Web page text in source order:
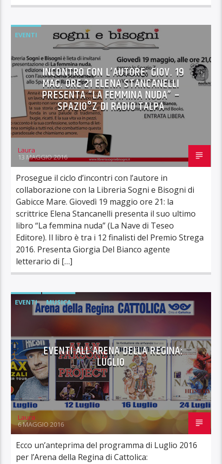
EVENTI
INCONTRO CON L’AUTORE: GIOV. 19
MAG. ORE 21 ELENA STANCANELLI
PRESENTA “LA FEMMINA NUDA” –
SPAZIO°Z DI RADIO TALPA
Laura
13 MAGGIO 2016
Prosegue il ciclo d’incontri con l’autore in
collaborazione con la Libreria Sogni e Bisogni di
Gabicce Mare. Giovedì 19 maggio ore 21: la
scrittrice Elena Stancanelli presenta il suo ultimo
libro “La femmina nuda” (La Nave di Teseo
Editore). Il libro è tra i 12 finalisti del Premio Strega
2016. Presenta Giorgia Del Bianco agente
letterario di […]
EVENTI MUSICA
EVENTI ALL’ARENA DELLA REGINA:
LUGLIO
Laura
6 MAGGIO 2016
Ecco un’anteprima del programma di Luglio 2016
per l’Arena della Regina di Cattolica: